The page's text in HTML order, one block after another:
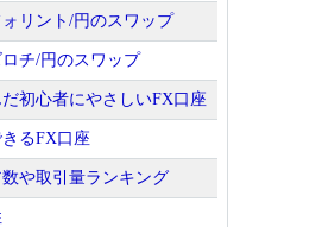
リント/円のスワップ
チ/円のスワップ
初心者にやさしいFX口座
るFX口座
や取引量ランキング